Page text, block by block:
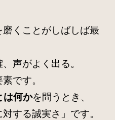
くことがしばしば最
声がよく出る。
です。
は何かを問うとき、
する誠実さ」です。